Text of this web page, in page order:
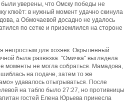
уверены, что Омску победы не
клюёт: в нужный момент удачно скинула
а Обмочаевой досадно не удалось
по сетке и приземлился на стороне
непростым для хозяек. Окрыленный
была развязка: "Омичка" выглядела
моменты не могла собраться. Мамадова,
на подаче, затем то же
удавалось отыгрываться. После
на табло было 27:27, но противницы
гостей Елена Юрьева принесла